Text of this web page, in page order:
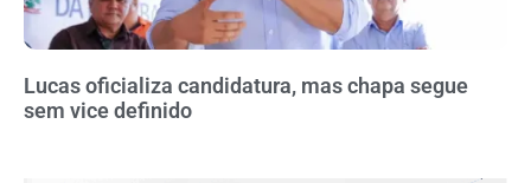
Lucas oficializa candidatura, mas chapa segue
sem vice definido